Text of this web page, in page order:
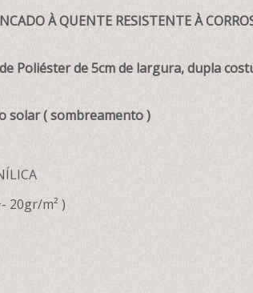
À QUENTE RESISTENTE À
Poliéster de 5cm de largura, dupla
solar ( sombreamento )
20gr/m² )